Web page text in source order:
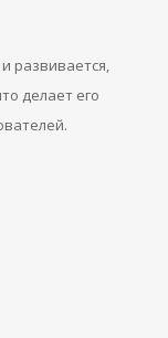
развивается,
делает его